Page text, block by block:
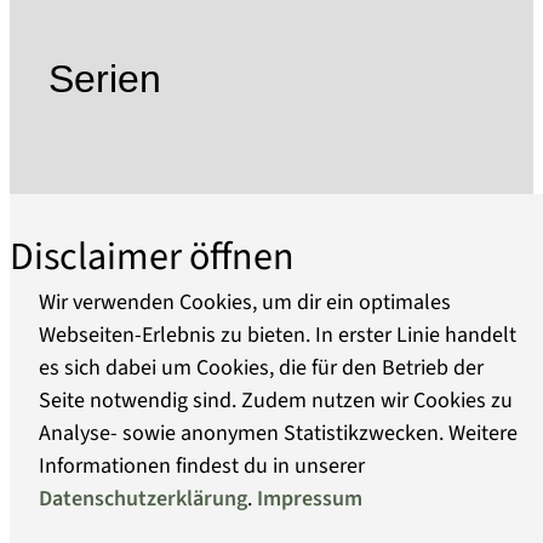
und Umbauten entfernt, das historische
Durchgang und Übergang wieder erlebbar.
Diesem Architekturerlebnis fühlt sich die 2012
eröffnete Dauerausstellung inhaltlich
verpflichtet. Die über 800 für die Ausstellung
ausgewählten Objekte und die sich harmonisch
einfügende Ausstellungsgestaltung belegen die
außergewöhnliche Geschichte einer Stadt, ihres
Serien
Über uns
Barrierefreiheit
Datenschutz
Disclaimer öffnen
Wir verwenden Cookies, um dir ein optimales
Webseiten-Erlebnis zu bieten. In erster Linie handelt
es sich dabei um Cookies, die für den Betrieb der
Seite notwendig sind. Zudem nutzen wir Cookies zu
Analyse- sowie anonymen Statistikzwecken. Weitere
Informationen findest du in unserer
Datenschutzerklärung. Impressum